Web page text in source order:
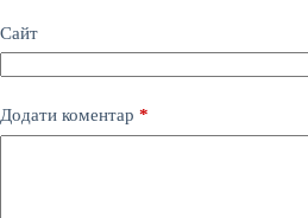
Сайт
Додати коментар *